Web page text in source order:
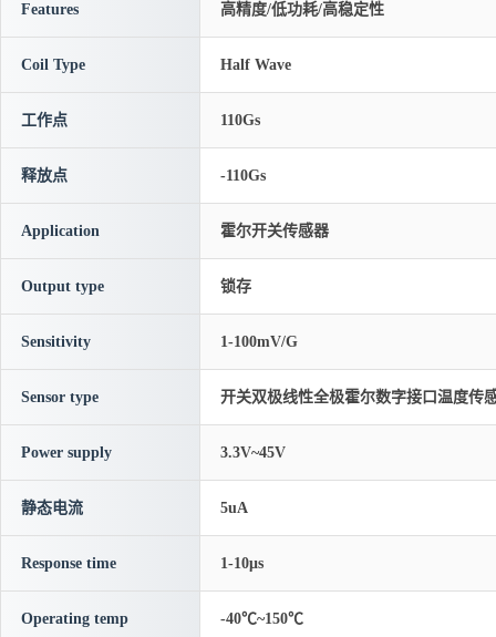
Features 高精度/低功耗/高稳定性
Coil Type Half Wave
工作点 110Gs
释放点 -110Gs
Application 霍尔开关传感器
Output type 锁存
Sensitivity 1-100mV/G
Sensor type 开关双极线性全极霍尔数字接口温度传
Power supply 3.3V~45V
静态电流 5uA
Response time 1-10μs
Operating temp -40℃~150℃